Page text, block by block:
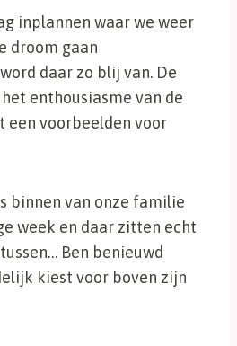
inplannen waar we weer
droom gaan
daar zo blij van. De
enthousiasme van de
een voorbeelden voor
binnen van onze familie
week en daar zitten echt
Ben benieuwd
kiest voor boven zijn